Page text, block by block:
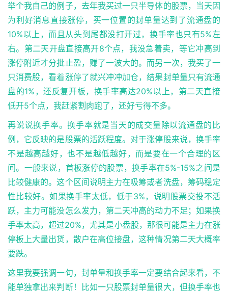
举个我自己的例子，去年我买过一只半导体的股票，当天因
为利好消息直接涨停，买一位置的封单量达到了流通盘的
10%以上，而且从头到尾都没打开过，换手率也只有5%左
右。第二天开盘直接高开8个点，我没急着卖，等它冲高到
涨停附近才分批止盈，赚了一波大的。而另一次，我买了一
只消费股，看着涨停了就兴冲冲加仓，结果封单量只有流通
盘的1%，还反复开板，换手率高达20%以上，第二天直接
低开5个点，我赶紧割肉跑了，还好亏得不多。
再说说换手率。换手率就是当天的成交量除以流通盘的比
例，它反映的是股票的活跃程度。对于涨停股来说，换手率
不是越高越好，也不是越低越好，而是要在一个合理的区
间。一般来说，首板涨停的股票，换手率在5%-15%之间是
比较健康的。这个区间说明主力在吸筹或者洗盘，筹码稳定
性比较好。如果换手率太低，低于3%，说明股票交投不活
跃，主力可能没怎么发力，第二天冲高的动力不足；如果换
手率太高，超过20%，尤其是小盘股，那很可能是主力在涨
停板上大量出货，散户在高位接盘，这种情况第二天大概率
要跌。
这里我要强调一句，封单量和换手率一定要结合起来看，不
能单独拿出来判断！比如一只股票封单量很大，但换手率也